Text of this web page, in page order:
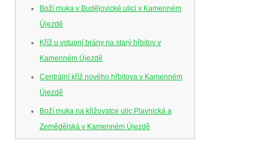
Boží muka v Budějovické ulici v Kamenném
Újezdě
Kříž u vstupní brány na starý hřbitov v
Kamenném Újezdě
Centrální kříž nového hřbitova v Kamenném
Újezdě
Boží muka na křižovatce ulic Plavnická a
Zemědělská v Kamenném Újezdě